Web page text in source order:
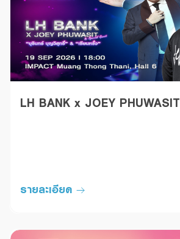
LH BANK x JOEY PHUWASIT
รายละเอียด